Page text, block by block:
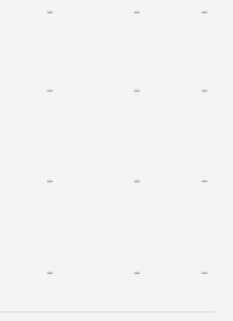
- - -
- - -
- - -
- - -